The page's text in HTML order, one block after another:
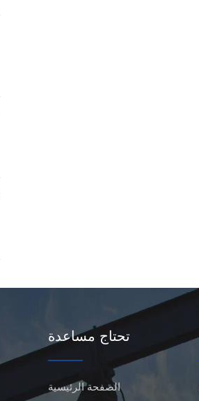
تحتاج مساعدة
الصفحة الرئيسية